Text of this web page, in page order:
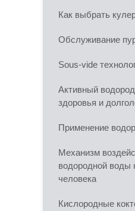
Как выбрать
Обслуживание
Sous-vide
Активный
здоровья и
Применение
Механизм
водородной воды
человека
Кислородные